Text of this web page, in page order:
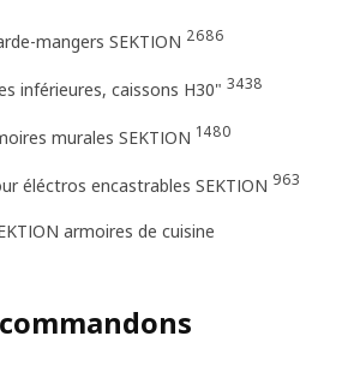
mangers SEKTION 2686
inférieures, caissons H30" 3438
murales SEKTION 1480
éléctros encastrables SEKTION 963
armoires de cuisine